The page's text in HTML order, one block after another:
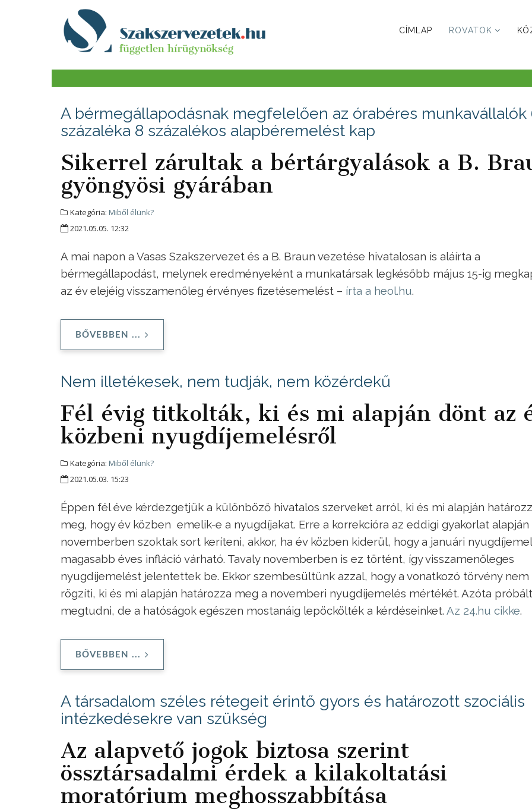
CÍMLAP ROVATOK
A bérmegállapodásnak megfelelően az órabéres munkavállalók
százaléka 8 százalékos alapbéremelést kap
Sikerrel zárultak a bértárgyalások a B.
gyöngyösi gyárában
Kategória: Miből élünk?
2021.05.05. 12:32
A mai napon a Vasas Szakszervezet és a B. Braun vezetése hivatalosan is aláírta a
bérmegállapodást, melynek eredményeként a munkatársak legkésőbb május 15-ig
az év elejéig visszamenőleg érvényes fizetésemelést – írta a heol.hu.
BŐVEBBEN ...
Nem illetékesek, nem tudják, nem közérdekű
Fél évig titkolták, ki és mi alapján dönt az
közbeni nyugdíjemelésről
Kategória: Miből élünk?
2021.05.03. 15:23
Éppen fél éve kérdezgetjük a különböző hivatalos szerveket arról, ki és mi alapján
meg, hogy év közben emelik-e a nyugdíjakat. Erre a korrekcióra az eddigi gyakorlat alapján
novemberben szoktak sort keríteni, akkor, ha év közben kiderül, hogy a januári
magasabb éves infláció várható. Tavaly novemberben is ez történt, így visszamenőleges
nyugdíjemelést jelentettek be. Ekkor szembesültünk azzal, hogy a vonatkozó törvény nem
rögzíti, ki és mi alapján határozza meg a novemberi nyugdíjemelés mértékét. Azóta
megtudni, de a hatóságok egészen mostanáig lepöckölték a kérdéseinket. Az 24.hu cikke.
BŐVEBBEN ...
A társadalom széles rétegeit érintő gyors és határozott szociális
intézkedésekre van szükség
Az alapvető jogok biztosa szerint
össztársadalmi érdek a kilakoltatási
moratórium meghosszabbítása